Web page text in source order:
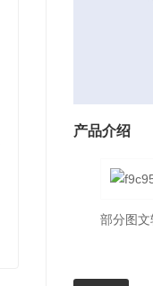
产品介绍
部分图